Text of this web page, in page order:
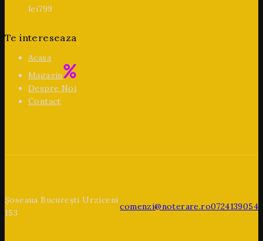
lei799
Te intereseaza
Acasa
Magazin
Despre Noi
Contact
Șoseaua București Urziceni
153
comenzi@noterare.ro0724139054